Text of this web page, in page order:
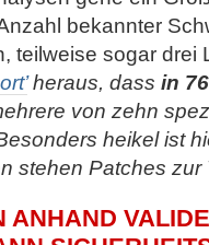
bekannter
teilweise sogar drei
heraus, dass in
von zehn
heikel ist
stehen Patches zur
ANHAND